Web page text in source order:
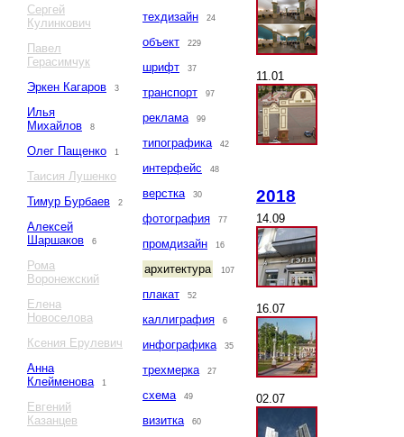
Сергей
Кулинкович
Павел
Герасимчук
Эркен Кагаров
3
Илья
Михайлов
8
Олег Пащенко 1
Таисия Лушенко
Тимур Бурбаев
2
Алексей
Шаршаков
6
Рома
Воронежский
Елена
Новоселова
Ксения Ерулевич
Анна
Клейменова
1
Евгений
Казанцев
техдизайн 24
объект 229
шрифт 37
транспорт 97
реклама 99
типографика 42
интерфейс 48
верстка 30
фотография 77
промдизайн 16
архитектура 107
плакат 52
каллиграфия 6
инфографика 35
трехмерка 27
схема 49
визитка 60
11.01
2018
14.09
16.07
02.07